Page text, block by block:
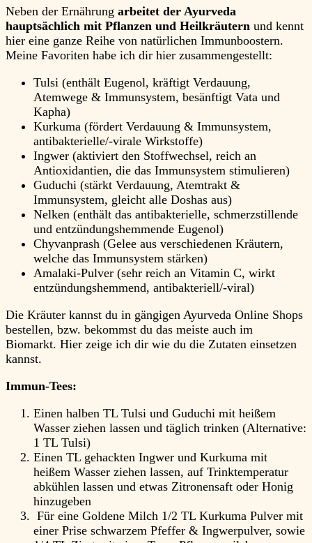
Neben der Ernährung arbeitet der Ayurveda
hauptsächlich mit Pflanzen und Heilkräutern und kennt
hier eine ganze Reihe von natürlichen Immunboostern.
Meine Favoriten habe ich dir hier zusammengestellt:
Tulsi (enthält Eugenol, kräftigt Verdauung,
Atemwege & Immunsystem, besänftigt Vata und
Kapha)
Kurkuma (fördert Verdauung & Immunsystem,
antibakterielle/-virale Wirkstoffe)
Ingwer (aktiviert den Stoffwechsel, reich an
Antioxidantien, die das Immunsystem stimulieren)
Guduchi (stärkt Verdauung, Atemtrakt &
Immunsystem, gleicht alle Doshas aus)
Nelken (enthält das antibakterielle, schmerzstillende
und entzündungshemmende Eugenol)
Chyvanprash (Gelee aus verschiedenen Kräutern,
welche das Immunsystem stärken)
Amalaki-Pulver (sehr reich an Vitamin C, wirkt
entzündungshemmend, antibakteriell/-viral)
Die Kräuter kannst du in gängigen Ayurveda Online Shops
bestellen, bzw. bekommst du das meiste auch im
Biomarkt. Hier zeige ich dir wie du die Zutaten einsetzen
kannst.
Immun-Tees:
Einen halben TL Tulsi und Guduchi mit heißem
Wasser ziehen lassen und täglich trinken (Alternative:
1 TL Tulsi)
Einen TL gehackten Ingwer und Kurkuma mit
heißem Wasser ziehen lassen, auf Trinktemperatur
abkühlen lassen und etwas Zitronensaft oder Honig
hinzugeben
Für eine Goldene Milch 1/2 TL Kurkuma Pulver mit
einer Prise schwarzem Pfeffer & Ingwerpulver, sowie